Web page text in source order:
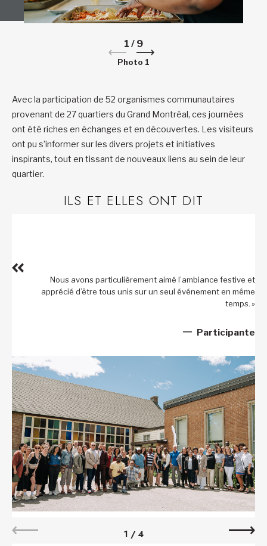
1 / 9
Photo 1
Avec la participation de 52 organismes communautaires
provenant de 27 quartiers du Grand Montréal, ces journées
ont été riches en échanges et en découvertes. Les visiteurs
ont pu s’informer sur les divers projets et initiatives
inspirants, tout en tissant de nouveaux liens au sein de leur
quartier.
ILS ET ELLES ONT DIT
Nous avons particulièrement aimé l’ambiance festive et
apprécié d’être tous unis sur un seul événement en même
temps. »
Participante
1 / 4